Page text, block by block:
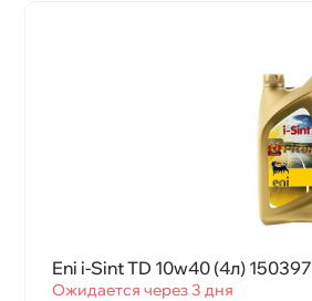
Eni i-Sint TD 10w40 (4л) 150397
Ожидается через 3 дня